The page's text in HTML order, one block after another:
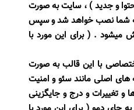
و جدید ) ، سایت به صورت
شما نصب خواهد شد و سپس
میشود . ( برای این مورد با
با این قالب به صورت
های اصلی مانند سئو و امنیت
و تغییرات و درج و جایگزینی